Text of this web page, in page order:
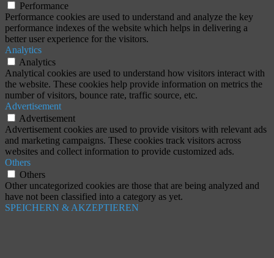
Performance
Performance cookies are used to understand and analyze the key
performance indexes of the website which helps in delivering a
better user experience for the visitors.
Analytics
Analytics
Analytical cookies are used to understand how visitors interact with
the website. These cookies help provide information on metrics the
number of visitors, bounce rate, traffic source, etc.
Advertisement
Advertisement
Advertisement cookies are used to provide visitors with relevant ads
and marketing campaigns. These cookies track visitors across
websites and collect information to provide customized ads.
Others
Others
Other uncategorized cookies are those that are being analyzed and
have not been classified into a category as yet.
SPEICHERN & AKZEPTIEREN